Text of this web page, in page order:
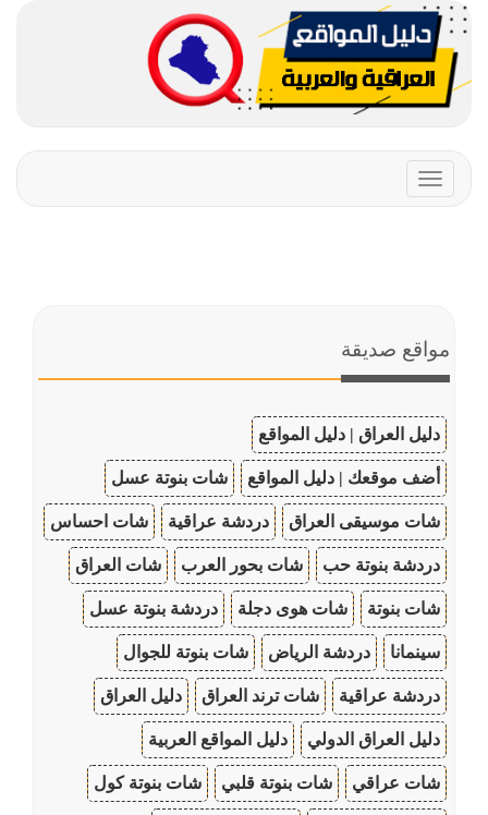
Toggle
navigation
مواقع صديقة
دليل العراق | دليل المواقع
أضف موقعك | دليل المواقع شات بنوتة عسل
شات موسيقى العراق دردشة عراقية شات احساس
دردشة بنوتة حب شات بحور العرب شات العراق
شات بنوتة شات هوى دجلة دردشة بنوتة عسل
سينمانا دردشة الرياض شات بنوتة للجوال
دردشة عراقية شات ترند العراق دليل العراق
دليل العراق الدولي دليل المواقع العربية
شات عراقي شات بنوتة قلبي شات بنوتة كول